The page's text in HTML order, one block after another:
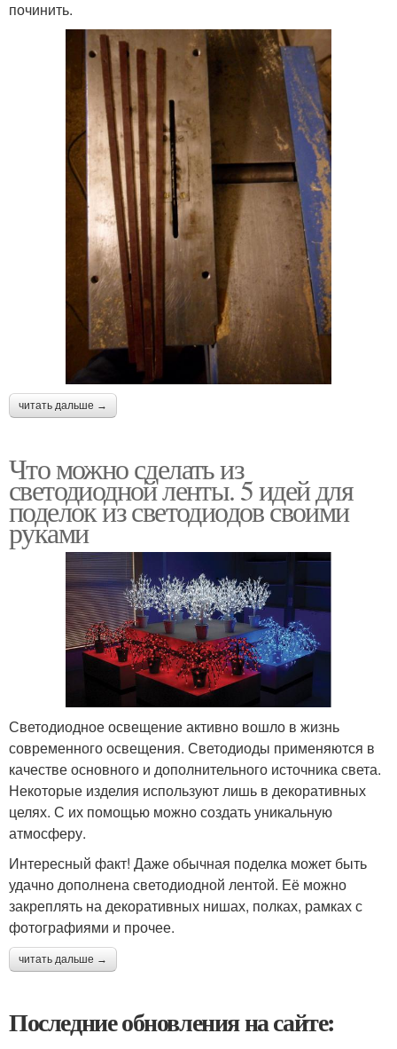
починить.
читать дальше →
Что можно сделать из
светодиодной ленты. 5 идей для
поделок из светодиодов своими
руками
Светодиодное освещение активно вошло в жизнь
современного освещения. Светодиоды применяются в
качестве основного и дополнительного источника света.
Некоторые изделия используют лишь в декоративных
целях. С их помощью можно создать уникальную
атмосферу.
Интересный факт! Даже обычная поделка может быть
удачно дополнена светодиодной лентой. Её можно
закреплять на декоративных нишах, полках, рамках с
фотографиями и прочее.
читать дальше →
Последние обновления на сайте: